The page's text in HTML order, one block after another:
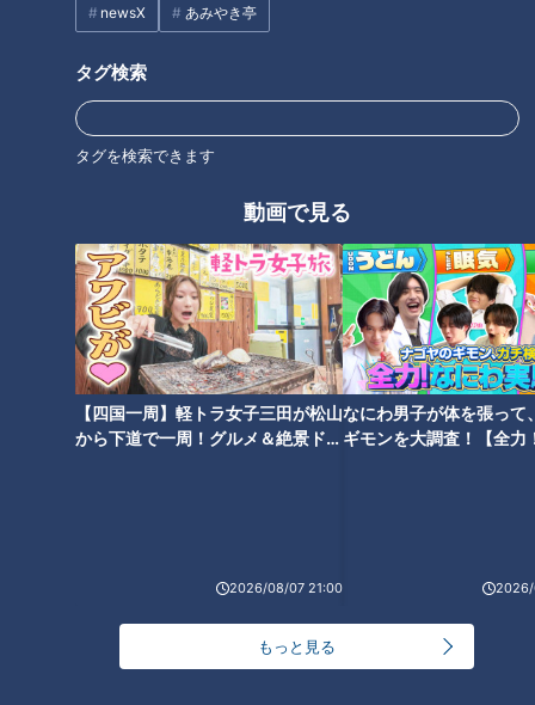
newsX あみやき亭
タグ検索
タグを検索できます
動画で見る
【四国一周】軽トラ女子三田が松山
から下道で一周！グルメ＆絶景ドラ
2026/08/07 21:00
なにわ男子が体を張って
ギモンを大調査！【全力
2026/
もっと見る
田悠貴の軽トラ四国一周の旅
タグ
オススメ関連コンテンツ
遊園地へ行くために造られた
橋！？大阪・藤井寺市「玉手
橋」の知られざる歴史とは？
途中で途切れた“不可解な
道”！？地図から消える道も…愛
知・岐阜の“橋にまつわる道”を
ぜできた？静岡・浜名湖に浮か
なぜ森林の中に橋が？千葉県道
「生実本納線」の未開通区間か